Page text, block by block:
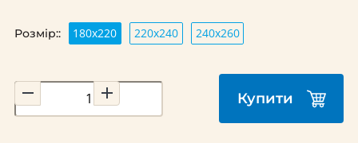
Розмір:: 180x220 220х240 240х260
Купити